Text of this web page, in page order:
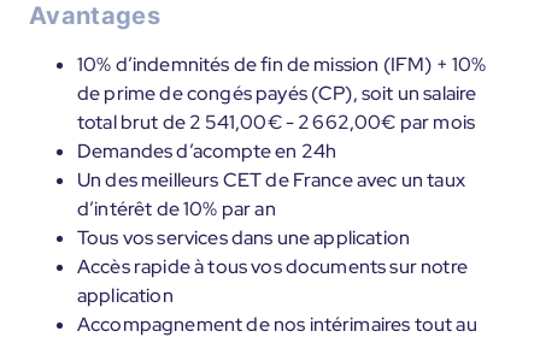
Avantages
10% d’indemnités de fin de mission (IFM) + 10%
de prime de congés payés (CP), soit un salaire
total brut de 2 541,00€ - 2 662,00€ par mois
Demandes d’acompte en 24h
Un des meilleurs CET de France avec un taux
d’intérêt de 10% par an
Tous vos services dans une application
Accès rapide à tous vos documents sur notre
application
Accompagnement de nos intérimaires tout au